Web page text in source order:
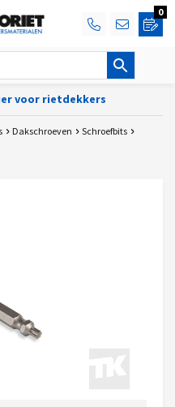
0
voor rietdekkers
Dakschroeven
Schroefbits